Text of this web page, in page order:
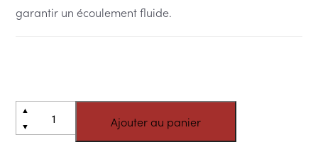
garantir un écoulement fluide.
▲
▼
Jonctions
Ajouter au panier